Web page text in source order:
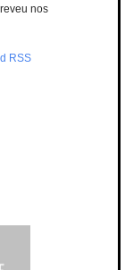
nos
RSS